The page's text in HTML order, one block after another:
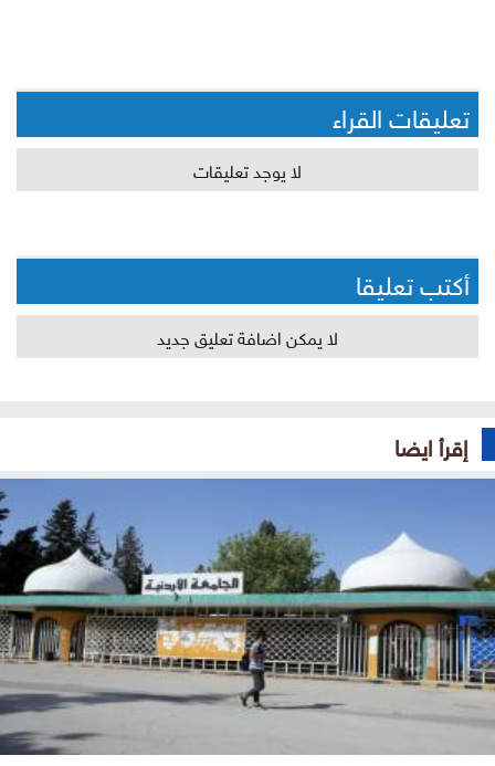
تعليقات القراء
لا يوجد تعليقات
أكتب تعليقا
لا يمكن اضافة تعليق جديد
إقرأ ايضا